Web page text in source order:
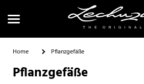
Home Pflanzgefäße
Pflanzgefäße